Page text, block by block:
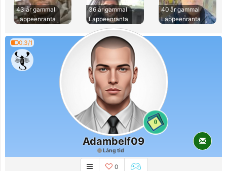
43 år gammal
Lappeenranta
36 år gammal
Lappeenranta
40 år gammal
Lappeenranta
0.3/1
0
Adambelf09
Lång tid
0